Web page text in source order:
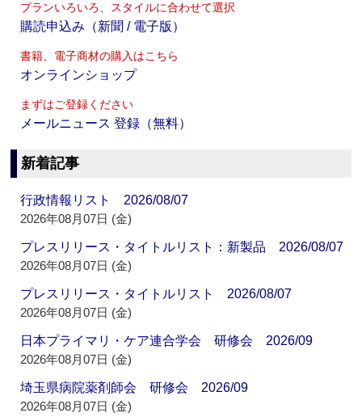
プランいろいろ、スタイルに合わせて選択
購読申込み（新聞 / 電子版）
書籍、電子商材の購入はこちら
オンラインショップ
まずはご登録ください
メールニュース 登録（無料）
新着記事
行政情報リスト 2026/08/07
2026年08月07日 (金)
プレスリリース・タイトルリスト：新製品 2026/08/07
2026年08月07日 (金)
プレスリリース・タイトルリスト 2026/08/07
2026年08月07日 (金)
日本プライマリ・ケア連合学会 研修会 2026/09
2026年08月07日 (金)
埼玉県病院薬剤師会 研修会 2026/09
2026年08月07日 (金)